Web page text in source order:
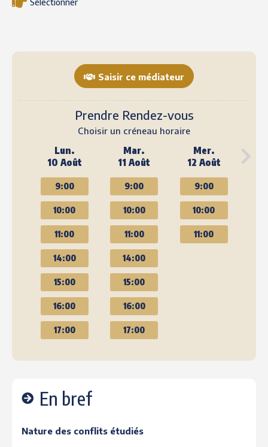
Sélectionner
Saisir ce médiateur
Prendre Rendez-vous
Choisir un créneau horaire
Lun.
10 Août
9:00
10:00
11:00
14:00
15:00
16:00
17:00
Mar.
11 Août
9:00
10:00
11:00
14:00
15:00
16:00
17:00
Mer.
12 Août
9:00
10:00
11:00
En bref
Nature des conflits étudiés